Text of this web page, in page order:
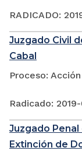
RADICADO:
Juzgado Civil
Cabal
Proceso:
Radicado:
Juzgado
Extinción de